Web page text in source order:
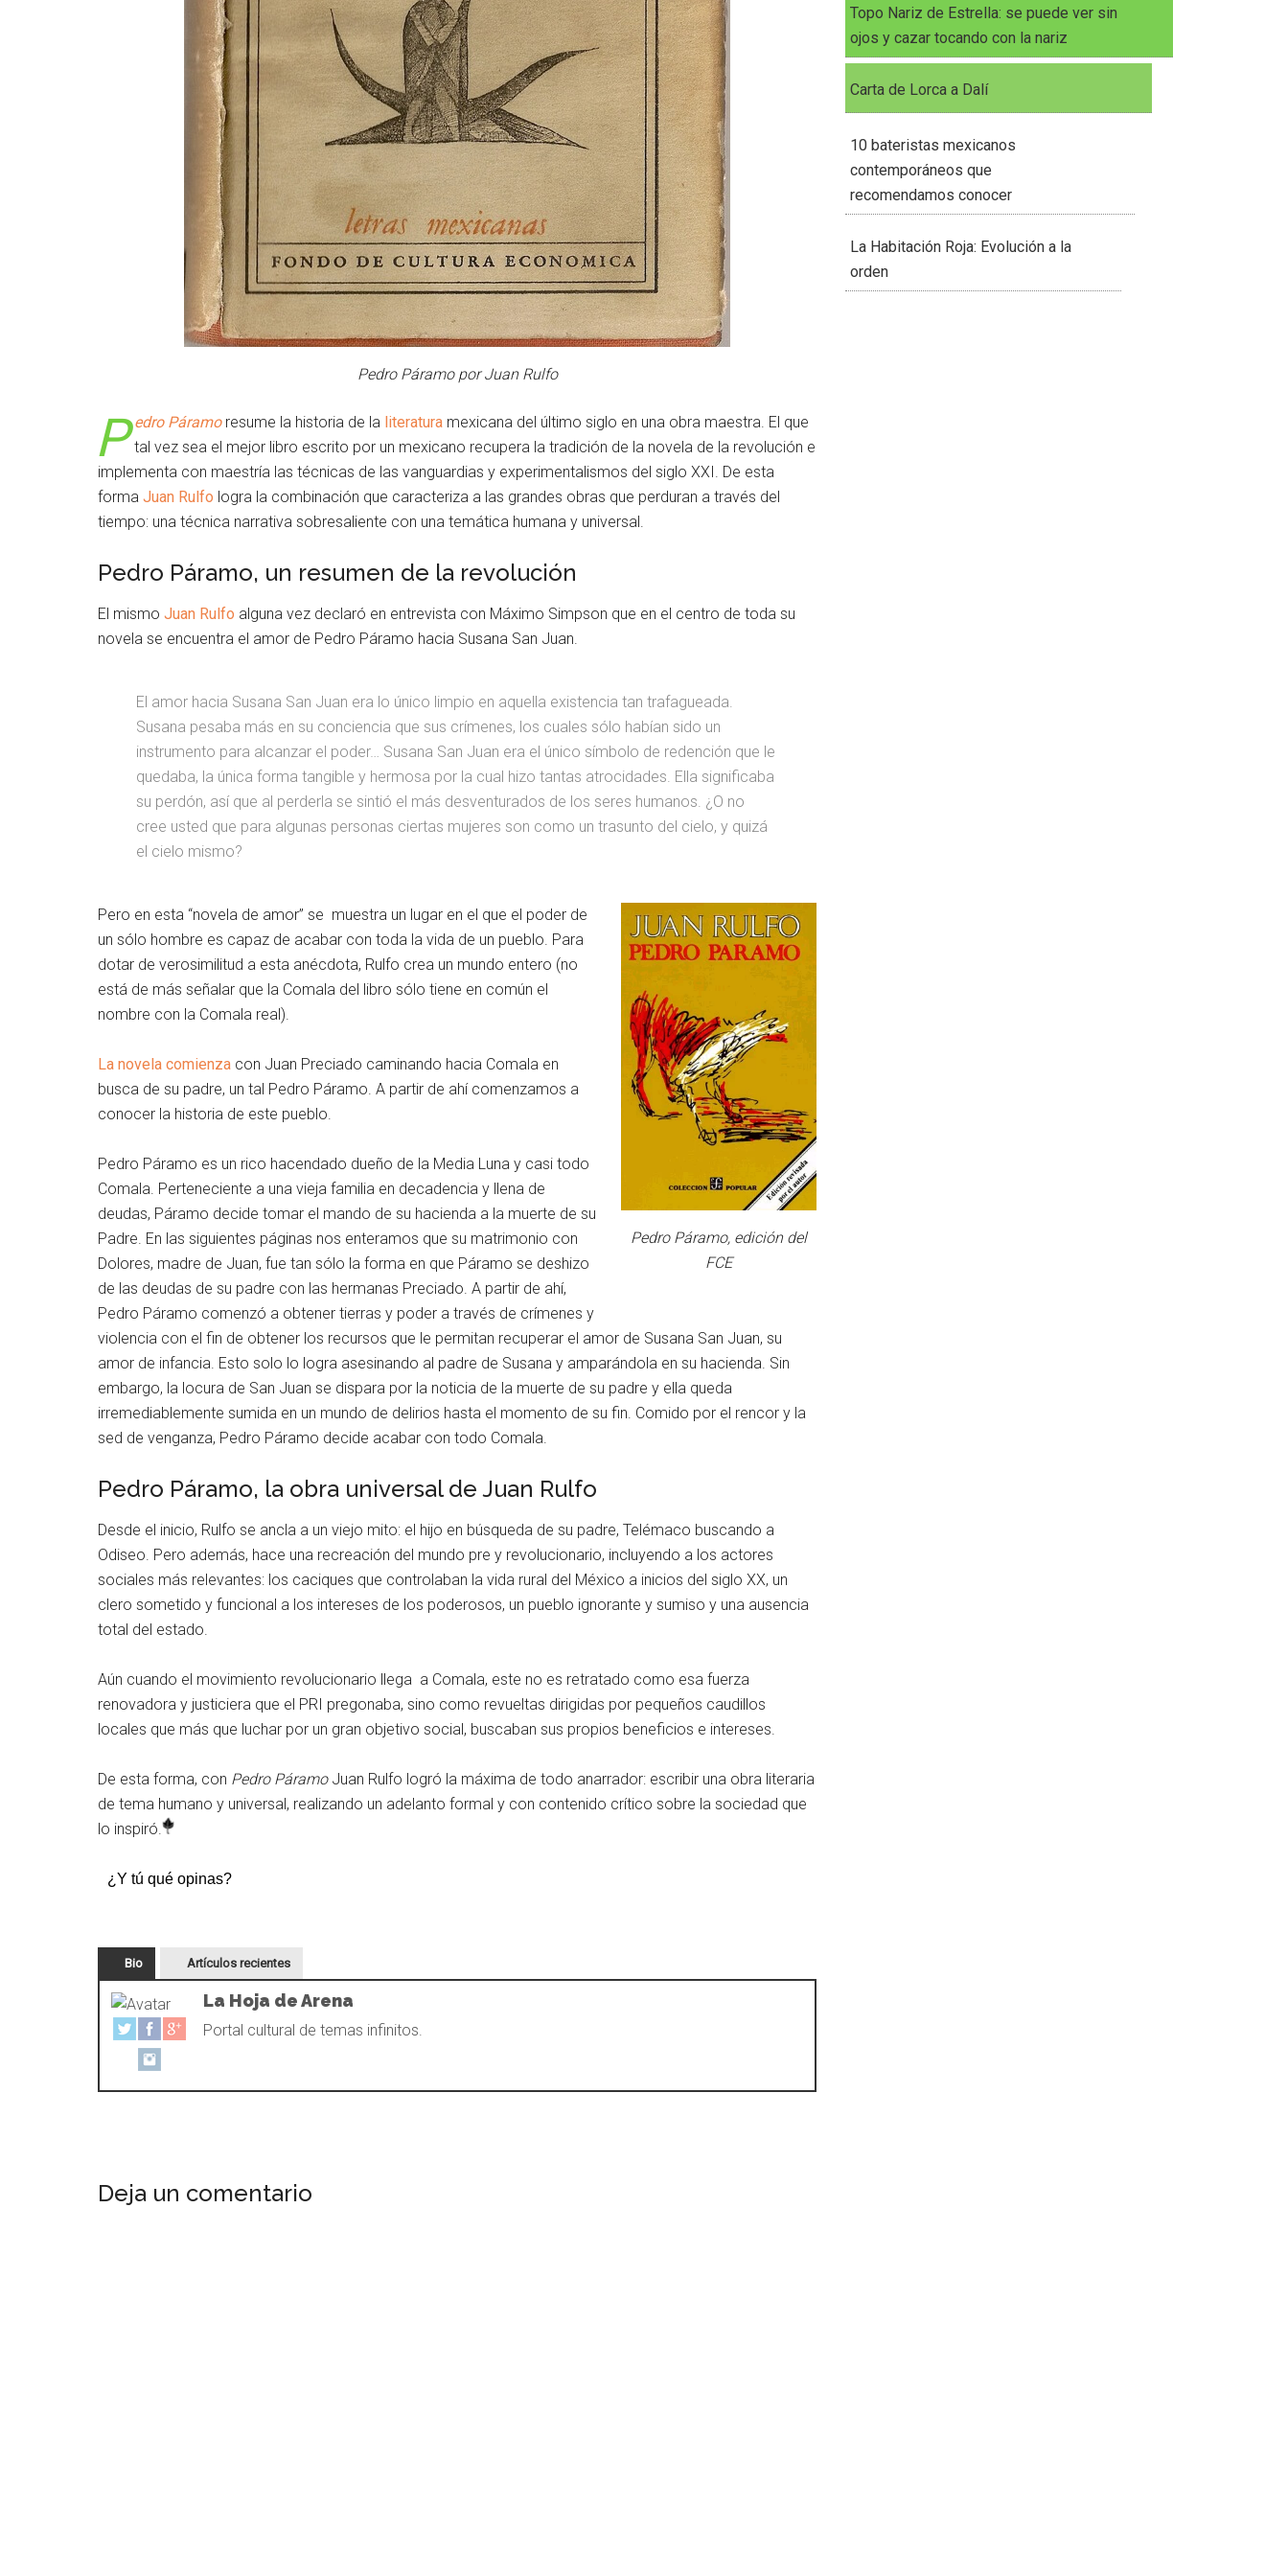
Pedro Páramo por Juan Rulfo
P edro Páramoresume la historia de la literaturamexicana del último siglo en una obra maestra. El que
tal vez sea el mejor libro escrito por un mexicano recupera la tradición de la novela de la revolución e
implementa con maestría las técnicas de las vanguardias y experimentalismos del siglo XXI. De esta
forma Juan Rulfo logra la combinación que caracteriza a las grandes obras que perduran a través del
tiempo: una técnica narrativa sobresaliente con una temática humana y universal.
Pedro Páramo, un resumen de la revolución
El mismo Juan Rulfo alguna vez declaró en entrevista con Máximo Simpson que en el centro de toda su
novela se encuentra el amor de Pedro Páramo hacia Susana San Juan.
El amor hacia Susana San Juan era lo único limpio en aquella existencia tan trafagueada.
Susana pesaba más en su conciencia que sus crímenes, los cuales sólo habían sido un
instrumento para alcanzar el poder… Susana San Juan era el único símbolo de redención que le
quedaba, la única forma tangible y hermosa por la cual hizo tantas atrocidades. Ella significaba
su perdón, así que al perderla se sintió el más desventurados de los seres humanos. ¿O no
cree usted que para algunas personas ciertas mujeres son como un trasunto del cielo, y quizá
el cielo mismo?
Pedro Páramo, edición del
FCE
Pero en esta “novela de amor” se muestra un lugar en el que el poder de
un sólo hombre es capaz de acabar con toda la vida de un pueblo. Para
dotar de verosimilitud a esta anécdota, Rulfo crea un mundo entero (no
está de más señalar que la Comala del libro sólo tiene en común el
nombre con la Comala real).
La novela comienza con Juan Preciado caminando hacia Comala en
busca de su padre, un tal Pedro Páramo. A partir de ahí comenzamos a
conocer la historia de este pueblo.
Pedro Páramo es un rico hacendado dueño de la Media Luna y casi todo
Comala. Perteneciente a una vieja familia en decadencia y llena de
deudas, Páramo decide tomar el mando de su hacienda a la muerte de su
Padre. En las siguientes páginas nos enteramos que su matrimonio con
Dolores, madre de Juan, fue tan sólo la forma en que Páramo se deshizo
de las deudas de su padre con las hermanas Preciado. A partir de ahí,
Pedro Páramo comenzó a obtener tierras y poder a través de crímenes y
violencia con el fin de obtener los recursos que le permitan recuperar el amor de Susana San Juan, su
amor de infancia. Esto solo lo logra asesinando al padre de Susana y amparándola en su hacienda. Sin
embargo, la locura de San Juan se dispara por la noticia de la muerte de su padre y ella queda
irremediablemente sumida en un mundo de delirios hasta el momento de su fin. Comido por el rencor y la
sed de venganza, Pedro Páramo decide acabar con todo Comala.
Pedro Páramo, la obra universal de Juan Rulfo
Desde el inicio, Rulfo se ancla a un viejo mito: el hijo en búsqueda de su padre, Telémaco buscando a
Odiseo. Pero además, hace una recreación del mundo pre y revolucionario, incluyendo a los actores
sociales más relevantes: los caciques que controlaban la vida rural del México a inicios del siglo XX, un
clero sometido y funcional a los intereses de los poderosos, un pueblo ignorante y sumiso y una ausencia
total del estado.
Aún cuando el movimiento revolucionario llega a Comala, este no es retratado como esa fuerza
renovadora y justiciera que el PRI pregonaba, sino como revueltas dirigidas por pequeños caudillos
locales que más que luchar por un gran objetivo social, buscaban sus propios beneficios e intereses.
De esta forma, con Pedro PáramoJuan Rulfo logró la máxima de todo anarrador: escribir una obra literaria
de tema humano y universal, realizando un adelanto formal y con contenido crítico sobre la sociedad que
lo inspiró.
¿Y tú qué opinas?
Bio Artículos recientes
La Hoja de Arena
Portal cultural de temas infinitos.
Deja un comentario
Topo Nariz de Estrella: se puede ver sin
ojos y cazar tocando con la nariz
Carta de Lorca a Dalí
10 bateristas mexicanos
contemporáneos que
recomendamos conocer
La Habitación Roja: Evolución a la
orden